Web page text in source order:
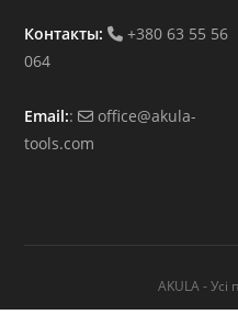
Контакты:
+380 63 55 56
064
Email::
office@akula-
tools.com
AKULA - Усі